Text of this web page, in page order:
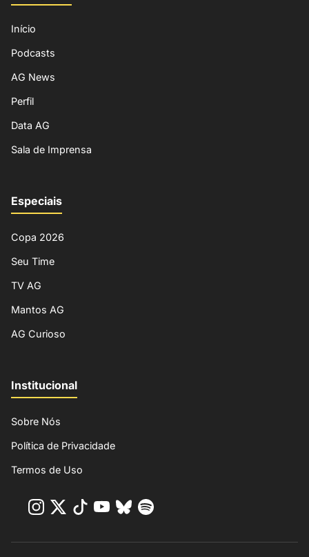
Início
Podcasts
AG News
Perfil
Data AG
Sala de Imprensa
Especiais
Copa 2026
Seu Time
TV AG
Mantos AG
AG Curioso
Institucional
Sobre Nós
Política de Privacidade
Termos de Uso